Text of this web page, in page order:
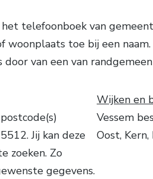
telefoonboek van
woonplaats toe bij een
van een van
Jij kan deze
zoeken. Zo
gegevens.
Wijken en
Vessem
Oost,